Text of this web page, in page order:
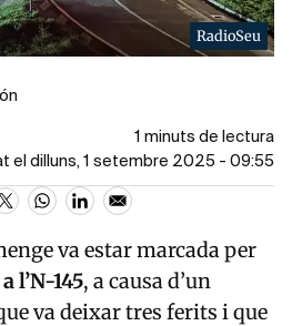
RadioSeu
1 minuts de lectura
el dilluns, 1 setembre 2025 - 09:55
va estar marcada per
l’N-145, a causa d’un
va deixar tres ferits i que